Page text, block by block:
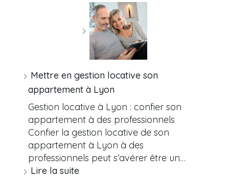
Mettre en gestion locative son
appartement à Lyon
Gestion locative à Lyon : confier son
appartement à des professionnels
Confier la gestion locative de son
appartement à Lyon à des
professionnels peut s’avérer être un…
Lire la suite